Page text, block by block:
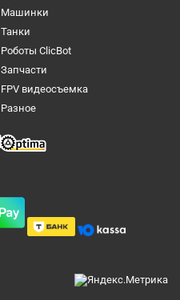
Машинки
Танки
Роботы ClicBot
Запчасти
FPV видеосъемка
Разное